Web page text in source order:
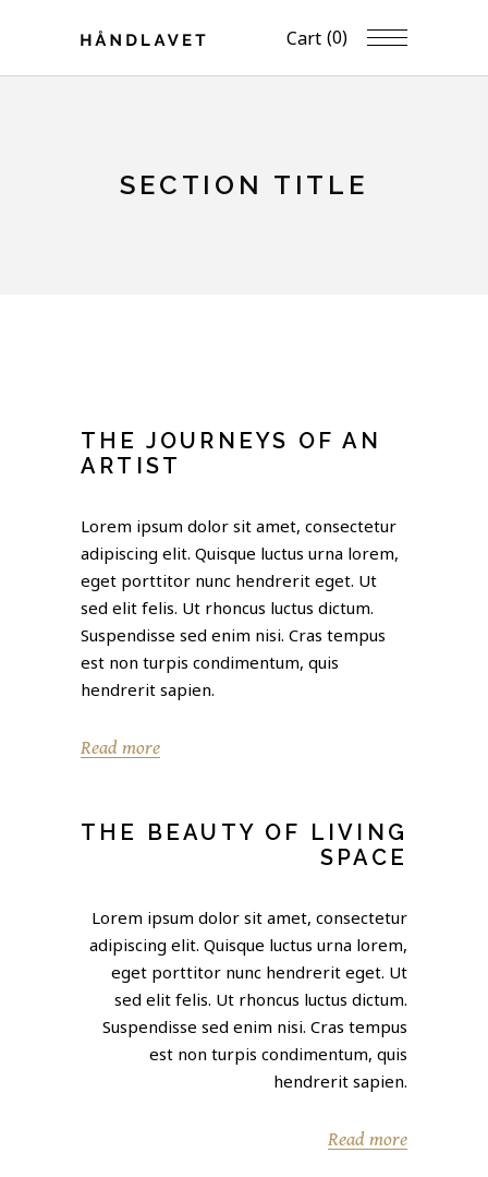
Cart (0)
SECTION TITLE
THE JOURNEYS OF AN
ARTIST
Lorem ipsum dolor sit amet, consectetur
adipiscing elit. Quisque luctus urna lorem,
eget porttitor nunc hendrerit eget. Ut
sed elit felis. Ut rhoncus luctus dictum.
Suspendisse sed enim nisi. Cras tempus
est non turpis condimentum, quis
hendrerit sapien.
Read more
THE BEAUTY OF LIVING
SPACE
Lorem ipsum dolor sit amet, consectetur
adipiscing elit. Quisque luctus urna lorem,
eget porttitor nunc hendrerit eget. Ut
sed elit felis. Ut rhoncus luctus dictum.
Suspendisse sed enim nisi. Cras tempus
est non turpis condimentum, quis
hendrerit sapien.
Read more